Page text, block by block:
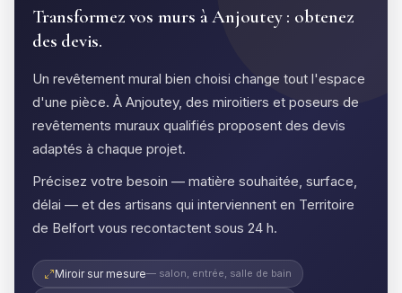
Transformez vos murs à Anjoutey : obtenez
des devis.
Un revêtement mural bien choisi change tout l'espace
d'une pièce. À Anjoutey, des miroitiers et poseurs de
revêtements muraux qualifiés proposent des devis
adaptés à chaque projet.
Précisez votre besoin — matière souhaitée, surface,
délai — et des artisans qui interviennent en Territoire
de Belfort vous recontactent sous 24 h.
Miroir sur mesure— salon, entrée, salle de bain